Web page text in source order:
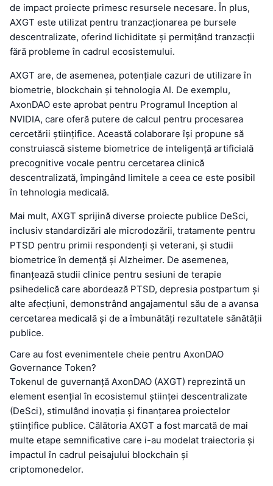
de impact proiecte primesc resursele necesare. În plus,
AXGT este utilizat pentru tranzacționarea pe bursele
descentralizate, oferind lichiditate și permițând tranzacții
fără probleme în cadrul ecosistemului.
AXGT are, de asemenea, potențiale cazuri de utilizare în
biometrie, blockchain și tehnologia AI. De exemplu,
AxonDAO este aprobat pentru Programul Inception al
NVIDIA, care oferă putere de calcul pentru procesarea
cercetării științifice. Această colaborare își propune să
construiască sisteme biometrice de inteligență artificială
precognitive vocale pentru cercetarea clinică
descentralizată, împingând limitele a ceea ce este posibil
în tehnologia medicală.
Mai mult, AXGT sprijină diverse proiecte publice DeSci,
inclusiv standardizări ale microdozării, tratamente pentru
PTSD pentru primii respondenți și veterani, și studii
biometrice în demență și Alzheimer. De asemenea,
finanțează studii clinice pentru sesiuni de terapie
psihedelică care abordează PTSD, depresia postpartum și
alte afecțiuni, demonstrând angajamentul său de a avansa
cercetarea medicală și de a îmbunătăți rezultatele sănătății
publice.
Care au fost evenimentele cheie pentru AxonDAO
Governance Token?
Tokenul de guvernanță AxonDAO (AXGT) reprezintă un
element esențial în ecosistemul științei descentralizate
(DeSci), stimulând inovația și finanțarea proiectelor
științifice publice. Călătoria AXGT a fost marcată de mai
multe etape semnificative care i-au modelat traiectoria și
impactul în cadrul peisajului blockchain și
criptomonedelor.